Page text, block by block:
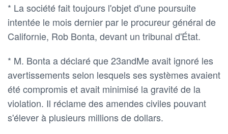
* La société fait toujours l'objet d'une poursuite
intentée le mois dernier par le procureur général de
Californie, Rob Bonta, devant un tribunal d'État.
* M. Bonta a déclaré que 23andMe avait ignoré les
avertissements selon lesquels ses systèmes avaient
été compromis et avait minimisé la gravité de la
violation. Il réclame des amendes civiles pouvant
s'élever à plusieurs millions de dollars.